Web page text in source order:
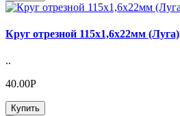
Круг отрезной 115х1,6х22мм (Луга)
..
40.00Р
Купить